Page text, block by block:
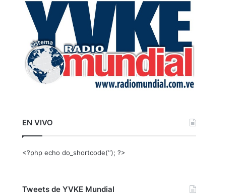
r
EN VIVO
<?php echo do_shortcode(‘‘); ?>
Tweets de YVKE Mundial